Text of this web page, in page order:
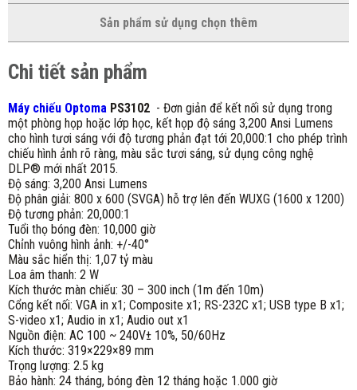
Sản phẩm sử dụng chọn thêm
Chi tiết sản phẩm
Máy chiếu Optoma PS3102 - Đơn giản để kết nối sử dụng trong
một phòng họp hoặc lớp học, kết họp độ sáng 3,200 Ansi Lumens
cho hình tươi sáng với độ tương phản đạt tới 20,000:1 cho phép trình
chiếu hình ảnh rõ ràng, màu sắc tươi sáng, sử dụng công nghệ
DLP® mới nhất 2015.
Độ sáng: 3,200 Ansi Lumens
Độ phân giải: 800 x 600 (SVGA) hỗ trợ lên đến WUXG (1600 x 1200)
Độ tương phản: 20,000:1
Tuổi thọ bóng đèn: 10,000 giờ
Chỉnh vuông hình ảnh: +/-40°
Màu sắc hiển thị: 1,07 tỷ màu
Loa âm thanh: 2 W
Kích thước màn chiếu: 30 – 300 inch (1m đến 10m)
Cổng kết nối: VGA in x1; Composite x1; RS-232C x1; USB type B x1;
S-video x1; Audio in x1; Audio out x1
Nguồn điện: AC 100 ~ 240V± 10%, 50/60Hz
Kích thước: 319×229×89 mm
Trọng lượng: 2.5 kg
Bảo hành: 24 tháng, bóng đèn 12 tháng hoặc 1.000 giờ